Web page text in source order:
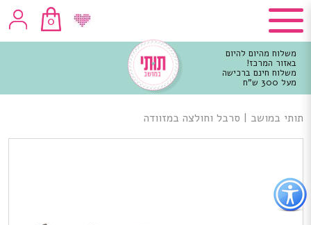
כפתור
לפתיחת
תפריט
נגישות
0
משלוח מהיום להיום
באזור המרכז!
משלוח חינם ברכישה
מעל 300 ש"ח
מרכזי
תותי במושב | סרבל וחולצה במזוודה